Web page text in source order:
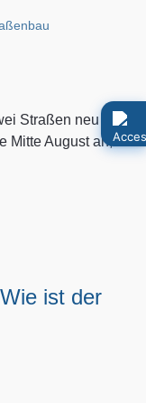
Straßen neu
Mitte August an,
ist der